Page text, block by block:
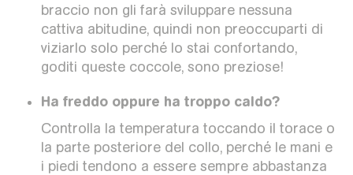
braccio non gli farà sviluppare nessuna
cattiva abitudine, quindi non preoccuparti di
viziarlo solo perché lo stai confortando,
goditi queste coccole, sono preziose!
Ha freddo oppure ha troppo caldo?
Controlla la temperatura toccando il torace o
la parte posteriore del collo, perché le mani e
i piedi tendono a essere sempre abbastanza